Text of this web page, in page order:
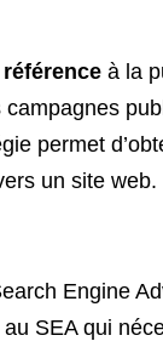
référence à la
permet
un site web.
Engine
SEA qui